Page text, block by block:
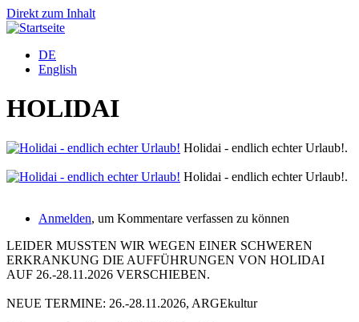
Direkt zum Inhalt
DE
English
HOLIDAI
Holidai - endlich echter Urlaub!.
Holidai - endlich echter Urlaub!.
Anmelden, um Kommentare verfassen zu können
LEIDER MUSSTEN WIR WEGEN EINER SCHWEREN
ERKRANKUNG DIE AUFFÜHRUNGEN VON HOLIDAI
AUF 26.-28.11.2026 VERSCHIEBEN.
NEUE TERMINE: 26.-28.11.2026, ARGEkultur